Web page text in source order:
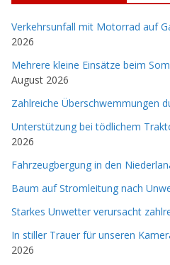
Verkehrsunfall mit Motorrad auf
2026
Mehrere kleine Einsätze beim
August 2026
Zahlreiche Überschwemmungen
Unterstützung bei tödlichem
2026
Fahrzeugbergung in den
Baum auf Stromleitung nach
Starkes Unwetter verursacht
In stiller Trauer für unseren
2026